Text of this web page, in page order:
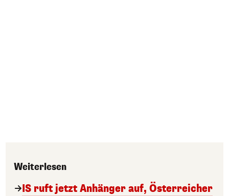
Weiterlesen
IS ruft jetzt Anhänger auf, Österreicher